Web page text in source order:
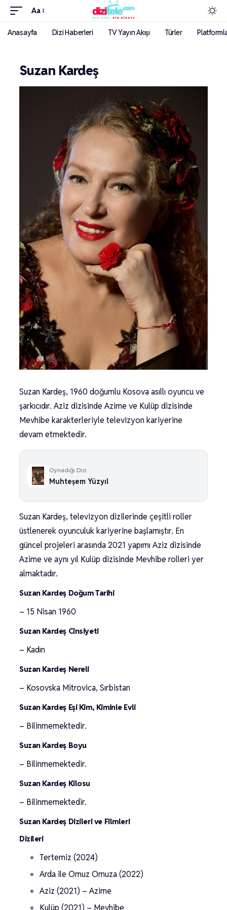
Aa
Anasayfa Dizi Haberleri TV Yayın Akışı Türler
Suzan Kardeş
Suzan Kardeş, 1960 doğumlu Kosova asıllı oyuncu ve
şarkıcıdır. Aziz dizisinde Azime ve Kulüp dizisinde
Mevhibe karakterleriyle televizyon kariyerine
devam etmektedir.
Oynadığı Dizi
Muhteşem Yüzyıl
Suzan Kardeş, televizyon dizilerinde çeşitli roller
üstlenerek oyunculuk kariyerine başlamıştır. En
güncel projeleri arasında 2021 yapımı Aziz dizisinde
Azime ve aynı yıl Kulüp dizisinde Mevhibe rolleri yer
almaktadır.
Suzan Kardeş Doğum Tarihi
– 15 Nisan 1960
Suzan Kardeş Cinsiyeti
– Kadın
Suzan Kardeş Nereli
– Kosovska Mitrovica, Sırbistan
Suzan Kardeş Eşi Kim, Kiminle Evli
– Bilinmemektedir.
Suzan Kardeş Boyu
– Bilinmemektedir.
Suzan Kardeş Kilosu
– Bilinmemektedir.
Suzan Kardeş Dizileri ve Filmleri
Dizileri
Tertemiz (2024)
Arda ile Omuz Omuza (2022)
Aziz (2021) – Azime
Kulüp (2021) – Mevhibe